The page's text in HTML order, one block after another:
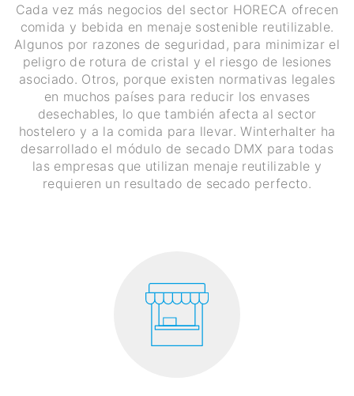
Cada vez más negocios del sector HORECA ofrecen
comida y bebida en menaje sostenible reutilizable.
Algunos por razones de seguridad, para minimizar el
peligro de rotura de cristal y el riesgo de lesiones
asociado. Otros, porque existen normativas legales
en muchos países para reducir los envases
desechables, lo que también afecta al sector
hostelero y a la comida para llevar. Winterhalter ha
desarrollado el módulo de secado DMX para todas
las empresas que utilizan menaje reutilizable y
requieren un resultado de secado perfecto.